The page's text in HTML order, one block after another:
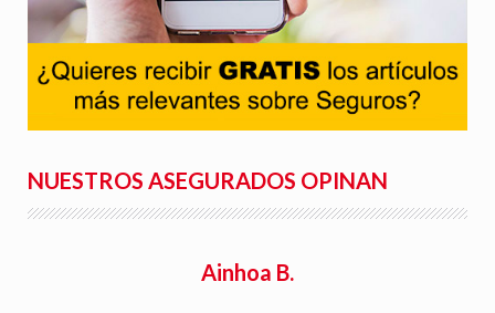
NUESTROS ASEGURADOS OPINAN
Ainhoa B.